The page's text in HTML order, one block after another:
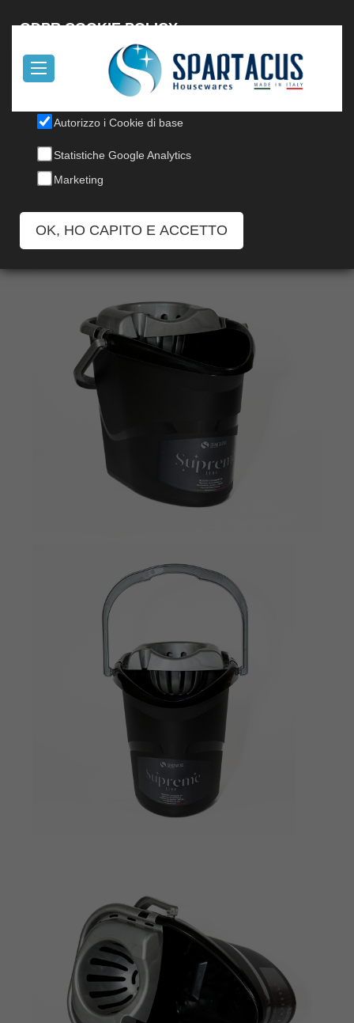
SECCHIO EVOLUTION 14L CON
STRIZZATORE
Codice: 1/S-N SUPREME CON STRIZZATORE
GDPR COOKIE POLICY
Il nostro sito utilizza cookies, per informazioni, leggi la nostra
Cookie Policy
Autorizzo i Cookie di base
Statistiche Google Analytics
Marketing
OK, HO CAPITO E ACCETTO